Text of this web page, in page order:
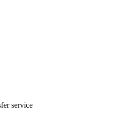
service